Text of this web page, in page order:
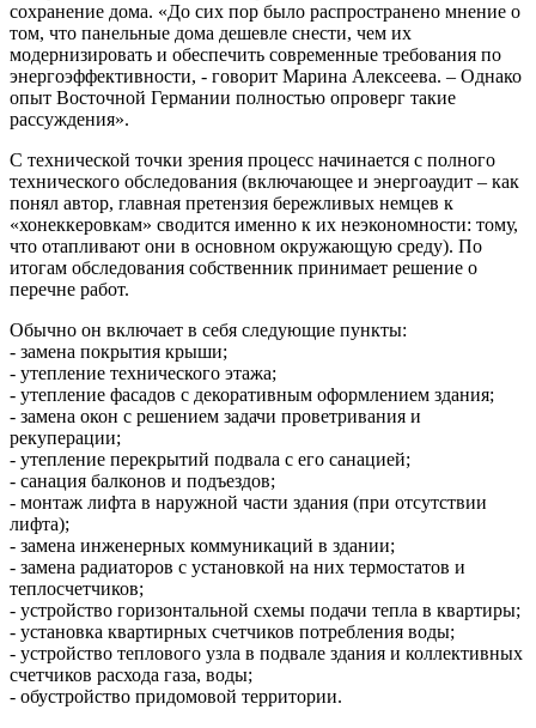
сохранение дома. «До сих пор было распространено мнение о
том, что панельные дома дешевле снести, чем их
модернизировать и обеспечить современные требования по
энергоэффективности, - говорит Марина Алексеева. – Однако
опыт Восточной Германии полностью опроверг такие
рассуждения».
С технической точки зрения процесс начинается с полного
технического обследования (включающее и энергоаудит – как
понял автор, главная претензия бережливых немцев к
«хонеккеровкам» сводится именно к их неэкономности: тому,
что отапливают они в основном окружающую среду). По
итогам обследования собственник принимает решение о
перечне работ.
Обычно он включает в себя следующие пункты:
- замена покрытия крыши;
- утепление технического этажа;
- утепление фасадов с декоративным оформлением здания;
- замена окон с решением задачи проветривания и
рекуперации;
- утепление перекрытий подвала с его санацией;
- санация балконов и подъездов;
- монтаж лифта в наружной части здания (при отсутствии
лифта);
- замена инженерных коммуникаций в здании;
- замена радиаторов с установкой на них термостатов и
теплосчетчиков;
- устройство горизонтальной схемы подачи тепла в квартиры;
- установка квартирных счетчиков потребления воды;
- устройство теплового узла в подвале здания и коллективных
счетчиков расхода газа, воды;
- обустройство придомовой территории.